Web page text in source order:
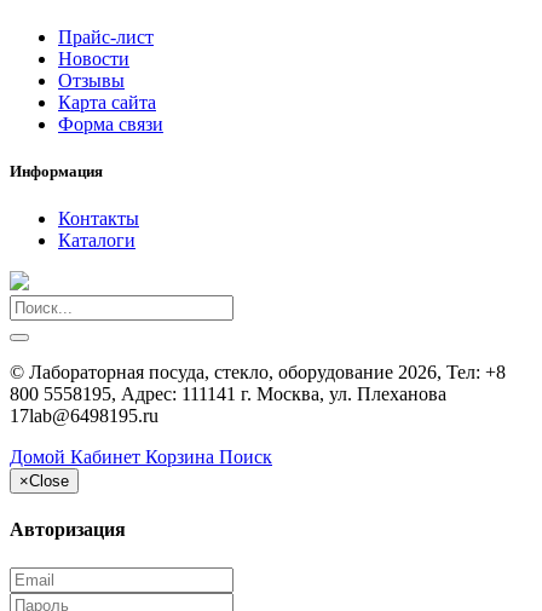
Прайс-лист
Новости
Отзывы
Карта сайта
Форма связи
Информация
Контакты
Каталоги
© Лабораторная посуда, стекло, оборудование 2026, Тел: +8
800 5558195, Адрес: 111141 г. Москва, ул. Плеханова
17lab@6498195.ru
Сейчас недоступен
Домой Кабинет Корзина Поиск
×Close
Авторизация